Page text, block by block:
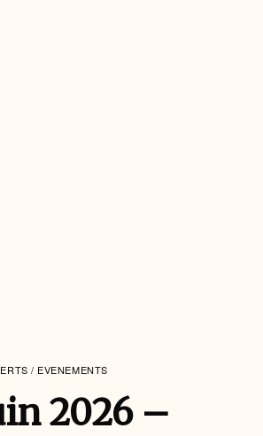
/ EVENEMENTS
2026 –